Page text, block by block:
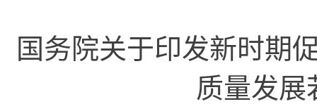
国务院关于印发新时期
质量发展